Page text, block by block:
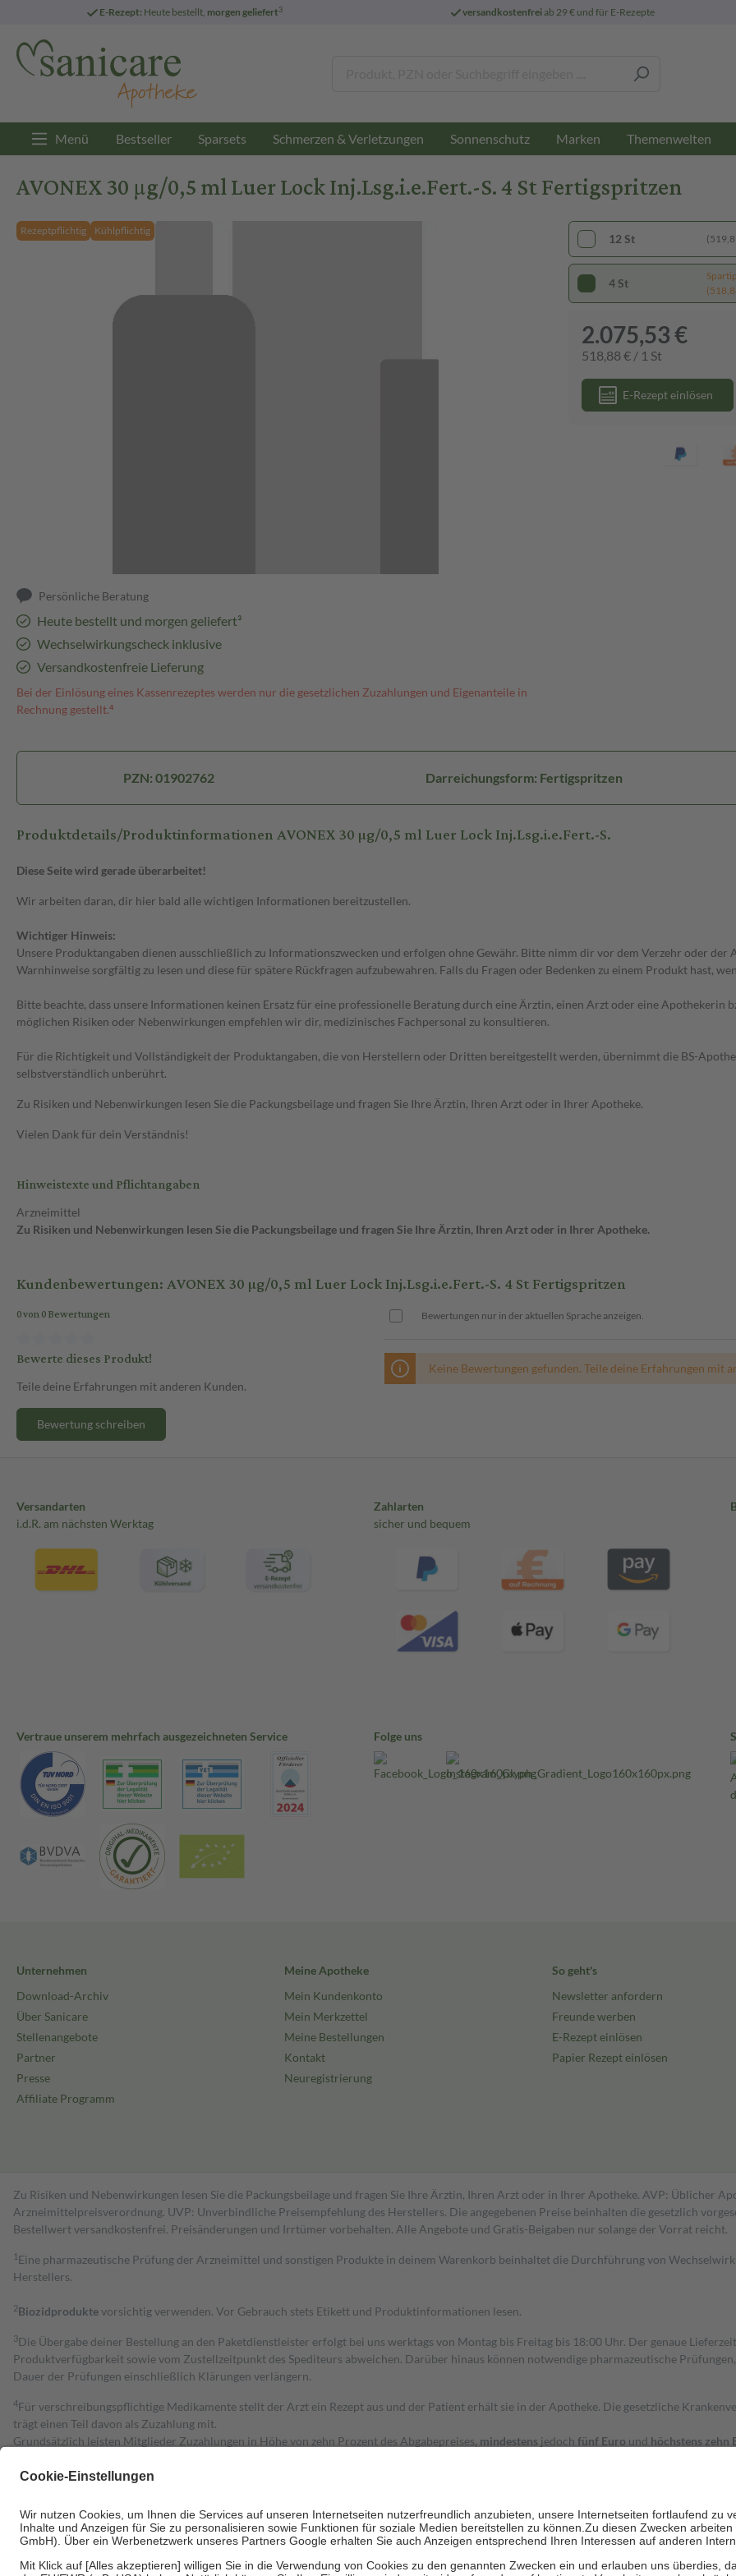
E-Rezept: Heute bestellt, morgen geliefert3 versandkostenfreiab 29 € und für E-Rezepte
Menü Bestseller Sparsets Schmerzen & Verletzungen Sonnenschutz Marken Themenwelten
AVONEX 30 µg/0,5 ml Luer Lock Inj.Lsg.i.e.Fert.-S. 4 St Fertigspritzen
Rezeptpflichtig Kühlpflichtig
Persönliche Beratung
Heute bestellt und morgen geliefert³
Wechselwirkungscheck inklusive
Versandkostenfreie Lieferung
Bei der Einlösung eines Kassenrezeptes werden nur die gesetzlichen Zuzahlungen und Eigenanteile in
Rechnung gestellt.⁴
12 St
4 St
2.075,53 €
518,88 € / 1 St
E-Rezept einlösen
PZN: 01902762 Darreichungsform: Fertigspritzen
Produktdetails/Produktinformationen AVONEX 30 µg/0,5 ml Luer Lock Inj.Lsg.i.e.Fert.-S.
Diese Seite wird gerade überarbeitet!
Wir arbeiten daran, dir hier bald alle wichtigen Informationen bereitzustellen.
Wichtiger Hinweis:
Unsere Produktangaben dienen ausschließlich zu Informationszwecken und erfolgen ohne Gewähr. Bitte nimm dir vor dem Verzehr oder
Warnhinweise sorgfältig zu lesen und diese für spätere Rückfragen aufzubewahren. Falls du Fragen oder Bedenken zu einem Produkt hast,
Bitte beachte, dass unsere Informationen keinen Ersatz für eine professionelle Beratung durch eine Ärztin, einen Arzt oder eine Apothekerin
möglichen Risiken oder Nebenwirkungen empfehlen wir dir, medizinisches Fachpersonal zu konsultieren.
Für die Richtigkeit und Vollständigkeit der Produktangaben, die von Herstellern oder Dritten bereitgestellt werden, übernimmt die BS-
selbstverständlich unberührt.
Zu Risiken und Nebenwirkungen lesen Sie die Packungsbeilage und fragen Sie Ihre Ärztin, Ihren Arzt oder in Ihrer Apotheke.
Vielen Dank für dein Verständnis!
Hinweistexte und Pflichtangaben
Arzneimittel
Zu Risiken und Nebenwirkungen lesen Sie die Packungsbeilage und fragen Sie Ihre Ärztin, Ihren Arzt oder in Ihrer Apotheke.
Kundenbewertungen: AVONEX 30 µg/0,5 ml Luer Lock Inj.Lsg.i.e.Fert.-S. 4 St Fertigspritzen
0 von 0 Bewertungen
Bewerte dieses Produkt!
Teile deine Erfahrungen mit anderen Kunden.
Bewertung schreiben
Bewertungen nur in der aktuellen Sprache anzeigen.
Keine Bewertungen gefunden. Teile deine Erfahrungen mit
Versandarten
i.d.R. am nächsten Werktag
Zahlarten
sicher und bequem
Vertraue unserem mehrfach ausgezeichneten Service Folge uns
Unternehmen
Download-Archiv
Über Sanicare
Stellenangebote
Partner
Presse
Affiliate Programm
Meine Apotheke
Mein Kundenkonto
Mein Merkzettel
Meine Bestellungen
Kontakt
Neuregistrierung
So geht's
Newsletter anfordern
Freunde werben
E-Rezept einlösen
Papier Rezept einlösen
Zu Risiken und Nebenwirkungen lesen Sie die Packungsbeilage und fragen Sie Ihre Ärztin, Ihren Arzt oder in Ihrer Apotheke. AVP: Üblicher
Arzneimittelpreisverordnung. UVP: Unverbindliche Preisempfehlung des Herstellers. Die angegebenen Preise beinhalten die gesetzlich
Bestell­wert versand­kosten­frei. Preisänderungen und Irrtümer vorbehalten. Alle Angebote und Gratis-Beigaben nur solange der Vorrat reicht.
1 Eine pharmazeutische Prüfung der Arzneimittel und sonstigen Produkte in deinem Warenkorb beinhaltet die Durchführung von
Herstellers.
2Biozidproduktevorsichtig verwenden. Vor Gebrauch stets Etikett und Produktinformationen lesen.
3Die Übergabe deiner Bestellung an den Paketdienstleister erfolgt bei uns werktags von Montag bis Freitag bis 18:00 Uhr. Der genaue
Produktverfügbarkeit sowie vom Zustellzeitpunkt des Spediteurs abweichen. Darüber hinaus können notwendige pharmazeutische
Dauer der Prüfungen einschließlich Klärungen verlängern.
4Für verschreibungspflichtige Medikamente stellt der Arzt ein Rezept aus und der Patient erhält sie in der Apotheke. Die gesetzliche
trägt einen Teil davon als Zuzahlung mit.
Grundsätzlich leisten Mitglieder Zuzahlungen in Höhe von zehn Prozent des Abgabepreises, mindestens jedoch fünf Euro und höchstens zehn
Diese Regeln gelten grundsätzlich auch für Online-Apotheken.
Um das Engagement der Versicherten für ihre eigene Gesundheit zu stärken und die besondere Stellung der Familie zu unterstützen, fallen
• Kindern und Jugendlichen bis zum vollendeten 18. Lebensjahr mit Ausnahme der Fahrkosten
• Untersuchungen zur Vorsorge und Früherkennung, die von der GKV getragen werden
• empfohlenen Schutzimpfungen